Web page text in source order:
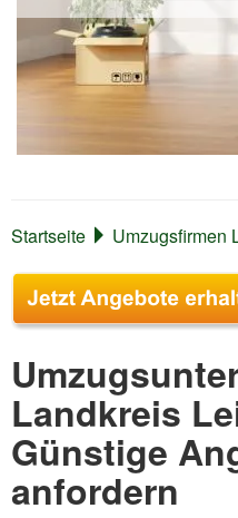
Startseite Umzugsfirmen
Landkreis
Günstige
anfordern